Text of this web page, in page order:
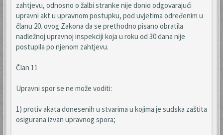
zahtjevu, odnosno o žalbi stranke nije donio odgovarajući
upravni akt u upravnom postupku, pod uvjetima određenim u
članu 20. ovog Zakona da se prethodno pisano obratila
nadležnoj upravnoj inspekciji koja u roku od 30 dana nije
postupila po njenom zahtjevu.
Član 11
Upravni spor se ne može voditi:
1) protiv akata donesenih u stvarima u kojima je sudska zaštita
osigurana izvan upravnog spora;